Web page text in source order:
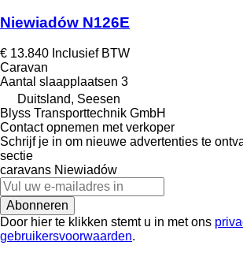
Niewiadów N126E
€ 13.840 Inclusief BTW
Caravan
Aantal slaapplaatsen 3
Duitsland, Seesen
Blyss Transporttechnik GmbH
Contact opnemen met verkoper
Schrijf je in om nieuwe advertenties te
sectie
caravans Niewiadów
Abonneren
Door hier te klikken stemt u in met ons
gebruikersvoorwaarden.